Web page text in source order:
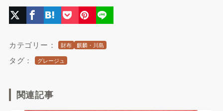
カテゴリー： 財布 麒麟・川島
タグ： グレージュ
関連記事